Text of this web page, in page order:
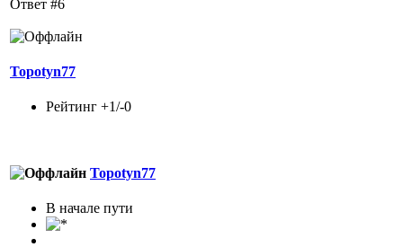
Ответ #6
Topotyn77
Рейтинг +1/-0
Topotyn77
В начале пути